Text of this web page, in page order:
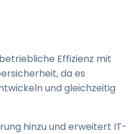
Effizienz mit
da es
und gleichzeitig
hinzu und erweitert IT-